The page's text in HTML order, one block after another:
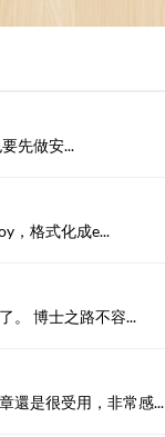
先做安...
，格式化成e...
。 博士之路不容...
還是很受用，非常感...